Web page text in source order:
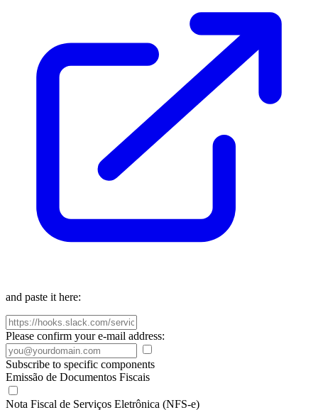
and paste it here:
Please confirm your e-mail address:
Subscribe to specific components
Emissão de Documentos Fiscais
Nota Fiscal de Serviços Eletrônica (NFS-e)